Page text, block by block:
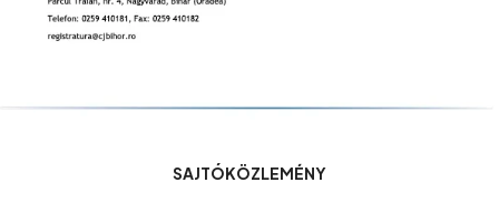
SAJTÓKÖZLEMÉNY